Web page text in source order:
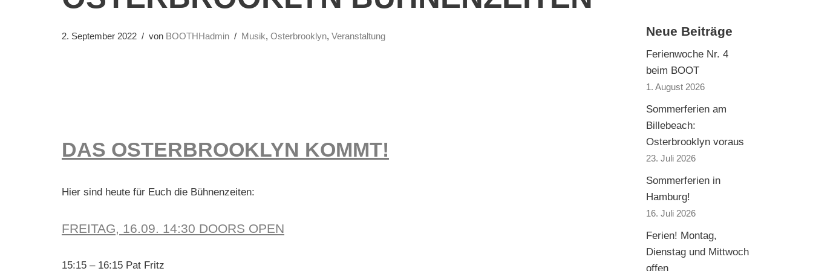
2. September 2022 von BOOTHHadmin Musik, Osterbrooklyn, Veranstaltung
DAS OSTERBROOKLYN KOMMT!
Hier sind heute für Euch die Bühnenzeiten:
FREITAG, 16.09. 14:30 DOORS OPEN
15:15 – 16:15 Pat Fritz
Neue Beiträge
Ferienwoche Nr. 4
beim BOOT
1. August 2026
Sommerferien am
Billebeach:
Osterbrooklyn voraus
23. Juli 2026
Sommerferien in
Hamburg!
16. Juli 2026
Ferien! Montag,
Dienstag und Mittwoch
offen